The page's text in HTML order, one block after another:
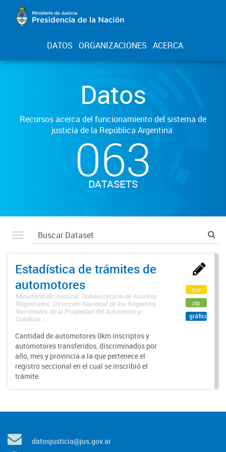
DATOS ORGANIZACIONES ACERCA
Datos
Recursos acerca del funcionamiento del sistema de
justicia de la República Argentina.
063
DATASETS
Estadística de trámites de
automotores
Ministerio de Justicia. Subsecretaría de Asuntos
Registrales. Dirección Nacional de los Registros
Nacionales de la Propiedad del Automotor y
Créditos ...
Cantidad de automotores 0km inscriptos y
automotores transferidos, discriminados por
año, mes y provincia a la que pertenece el
registro seccional en el cual se inscribió el
trámite.
csv
zip
gráfico
datosjusticia@jus.gov.ar